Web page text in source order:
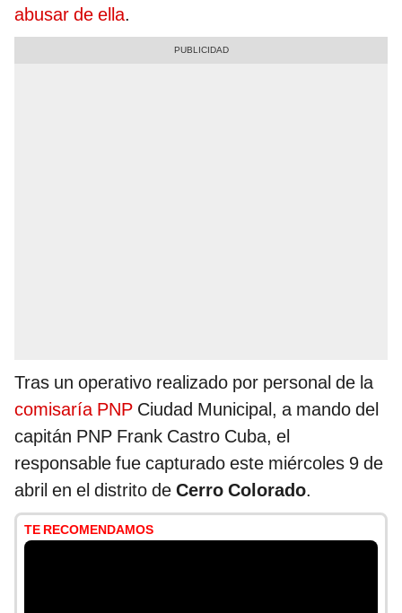
abusar de ella.
Tras un operativo realizado por personal de la
comisaría PNP Ciudad Municipal, a mando del
capitán PNP Frank Castro Cuba, el
responsable fue capturado este miércoles 9 de
abril en el distrito de Cerro Colorado.
TE RECOMENDAMOS